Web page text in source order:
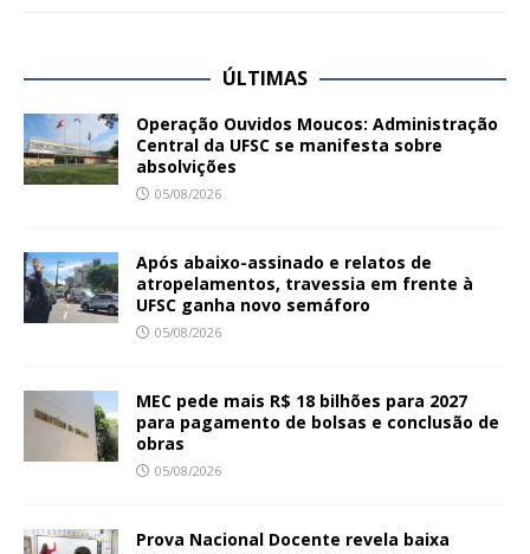
ÚLTIMAS
Operação Ouvidos Moucos: Administração
Central da UFSC se manifesta sobre
absolvições
05/08/2026
Após abaixo-assinado e relatos de
atropelamentos, travessia em frente à
UFSC ganha novo semáforo
05/08/2026
MEC pede mais R$ 18 bilhões para 2027
para pagamento de bolsas e conclusão de
obras
05/08/2026
Prova Nacional Docente revela baixa